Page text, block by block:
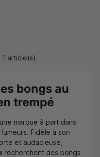
article(s)
bongs au
trempé
marque à part dans
Fidèle à son
et audacieuse,
recherchent des bongs